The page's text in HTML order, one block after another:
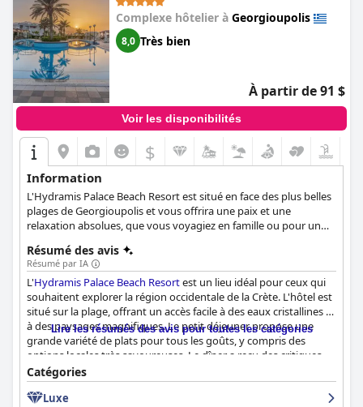
Complexe hôtelier à Georgioupolis
8,0 Très bien
À partir de 91 $
Voir les disponibilités
$
Information
L'Hydramis Palace Beach Resort est situé en face des plus belles
plages de Georgioupolis et vous offrira une paix et une
relaxation absolues, que vous voyagiez en famille ou pour un
confortables avec des vues spectaculaires, une piscine
extérieure et une piscine pour enfants, un spa rajeunissant et
une salle de conférence moderne avec tous les équipements
nécessaires. Trouvez ici votre retraite crétoise idéale et faites
l'expérience d'une attention et d'une hospitalité authentiques.
Résumé des avis
Résumé par IA
L'Hydramis Palace Beach Resortest un lieu idéal pour ceux qui
souhaitent explorer la région occidentale de la Crète. L'hôtel est
situé sur la plage, offrant un accès facile à des eaux cristallines et
à des paysages magnifiques. Le petit déjeuner propose une
grande variété de plats pour tous les goûts, y compris des
options locales très savoureuses. Le dîner a reçu des critiques
mitigées, mais de nombreux clients ont apprécié la nourriture
locale et le buffet qui répondait à tous les goûts. Les chambres
sont confortables et adaptées aux familles. Les chambres en
Lire les résumés des avis pour toutes les catégories
Catégories
Luxe